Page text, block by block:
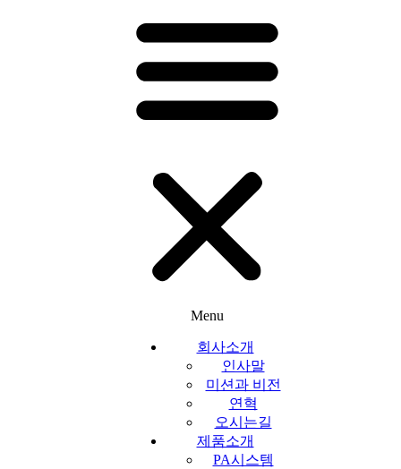
Menu
회사소개
인사말
미션과 비전
연혁
오시는길
제품소개
PA시스템